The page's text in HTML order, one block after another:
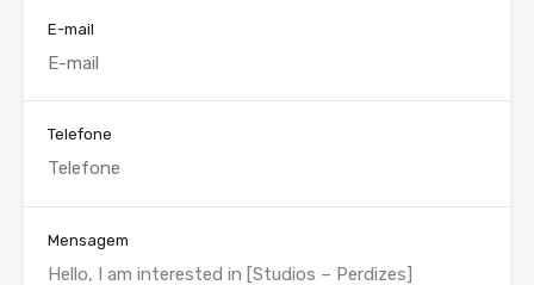
E-mail
Telefone
Mensagem